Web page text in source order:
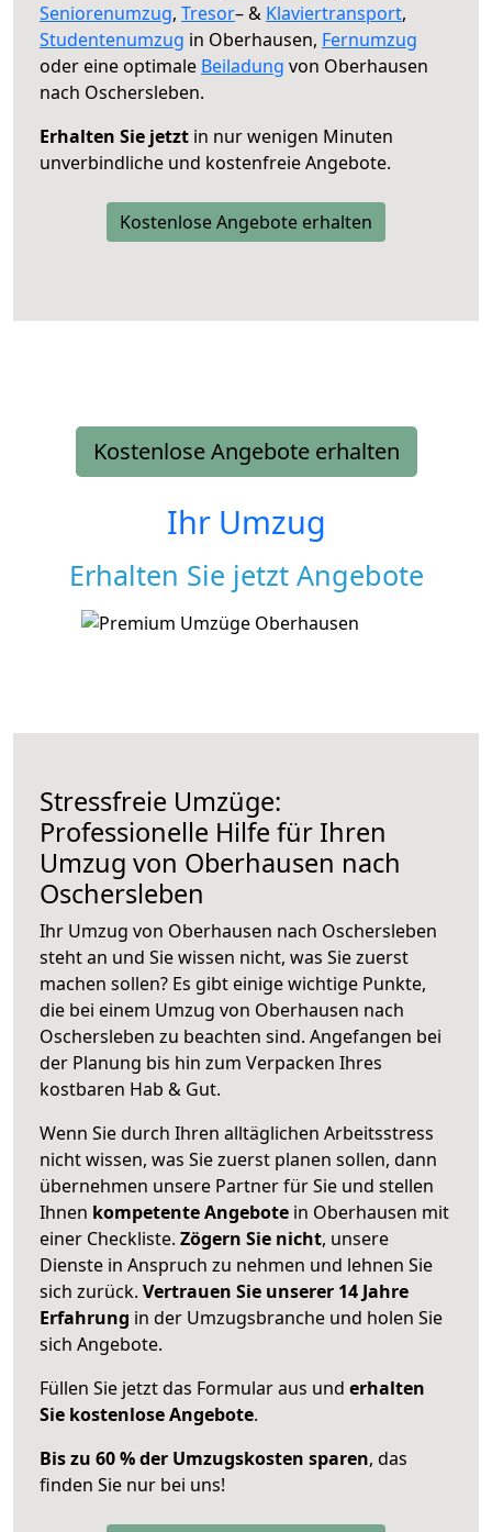
Seniorenumzug, Tresor– & Klaviertransport,
Studentenumzug in Oberhausen, Fernumzug
oder eine optimale Beiladung von Oberhausen
nach Oschersleben.
Erhalten Sie jetzt in nur wenigen Minuten
unverbindliche und kostenfreie Angebote.
Kostenlose Angebote erhalten
Kostenlose Angebote erhalten
Ihr Umzug
Erhalten Sie jetzt Angebote
Stressfreie Umzüge:
Professionelle Hilfe für Ihren
Umzug von Oberhausen nach
Oschersleben
Ihr Umzug von Oberhausen nach Oschersleben
steht an und Sie wissen nicht, was Sie zuerst
machen sollen? Es gibt einige wichtige Punkte,
die bei einem Umzug von Oberhausen nach
Oschersleben zu beachten sind. Angefangen bei
der Planung bis hin zum Verpacken Ihres
kostbaren Hab & Gut.
Wenn Sie durch Ihren alltäglichen Arbeitsstress
nicht wissen, was Sie zuerst planen sollen, dann
übernehmen unsere Partner für Sie und stellen
Ihnen kompetente Angebote in Oberhausen mit
einer Checkliste. Zögern Sie nicht, unsere
Dienste in Anspruch zu nehmen und lehnen Sie
sich zurück. Vertrauen Sie unserer 14 Jahre
Erfahrung in der Umzugsbranche und holen Sie
sich Angebote.
Füllen Sie jetzt das Formular aus und erhalten
Sie kostenlose Angebote.
Bis zu 60 % der Umzugskosten sparen, das
finden Sie nur bei uns!